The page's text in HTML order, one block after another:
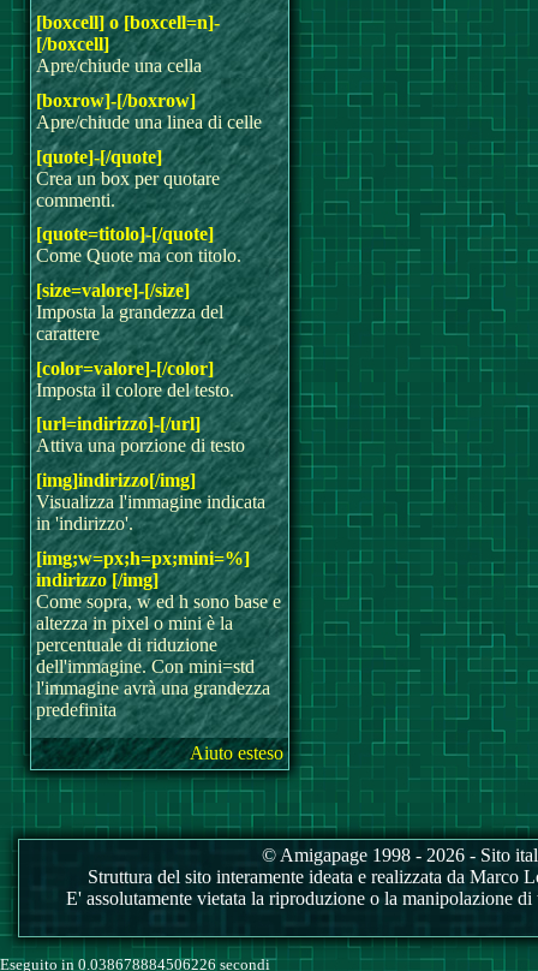
[boxcell] o [boxcell=n]-
[/boxcell]
Apre/chiude una cella
[boxrow]-[/boxrow]
Apre/chiude una linea di celle
[quote]-[/quote]
Crea un box per quotare
commenti.
[quote=titolo]-[/quote]
Come Quote ma con titolo.
[size=valore]-[/size]
Imposta la grandezza del
carattere
[color=valore]-[/color]
Imposta il colore del testo.
[url=indirizzo]-[/url]
Attiva una porzione di testo
[img]indirizzo[/img]
Visualizza l'immagine indicata
in 'indirizzo'.
[img;w=px;h=px;mini=%]
indirizzo [/img]
Come sopra, w ed h sono base e
altezza in pixel o mini è la
percentuale di riduzione
dell'immagine. Con mini=std
l'immagine avrà una grandezza
predefinita
Aiuto esteso
© Amigapage 1998 - 2026 - Sito
Struttura del sito interamente ideata e realizzata da
E' assolutamente vietata la riproduzione o la manipolazione
Eseguito in 0.038678884506226 secondi